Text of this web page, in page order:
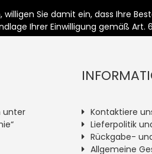
willigen Sie damit ein, dass Ihre
Ihrer Einwilligung gemäß Art.
unter
Kontaktiere
Lieferpolitik
Rückgabe-
Allgemeine